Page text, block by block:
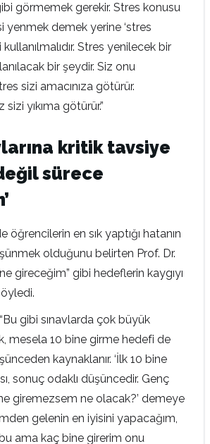
görmemek gerekir. Stres konusu
yenmek demek yerine ‘stres
Stres yenilecek bir
bir şeydir. Siz onu
sizi amacınıza götürür.
yıkıma götürür.”
kritik tavsiye
sürece
öğrencilerin en sık yaptığı hatanın
olduğunu belirten Prof. Dr.
gireceğim” gibi hedeflerin kaygıyı
gibi sınavlarda çok büyük
mesela 10 bine girme hedefi de
kaynaklanır. ‘İlk 10 bine
sonuç odaklı düşüncedir. Genç
giremezsem ne olacak?’ demeye
gelenin en iyisini yapacağım,
ama kaç bine girerim onu